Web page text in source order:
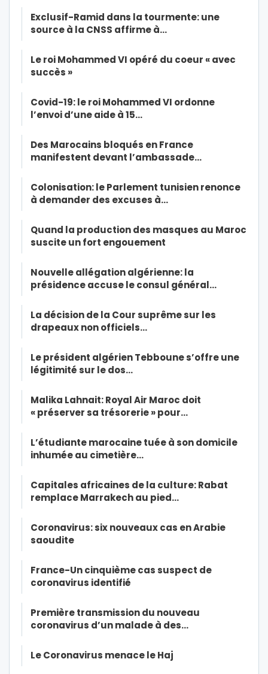
Exclusif-Ramid dans la tourmente: une
source à la CNSS affirme à…
Le roi Mohammed VI opéré du coeur « avec
succès »
Covid-19: le roi Mohammed VI ordonne
l’envoi d’une aide à 15…
Des Marocains bloqués en France
manifestent devant l’ambassade…
Colonisation: le Parlement tunisien renonce
à demander des excuses à…
Quand la production des masques au Maroc
suscite un fort engouement
Nouvelle allégation algérienne: la
présidence accuse le consul général…
La décision de la Cour suprême sur les
drapeaux non officiels…
Le président algérien Tebboune s’offre une
légitimité sur le dos…
Malika Lahnait: Royal Air Maroc doit
« préserver sa trésorerie » pour…
L’étudiante marocaine tuée à son domicile
inhumée au cimetière…
Capitales africaines de la culture: Rabat
remplace Marrakech au pied…
Coronavirus: six nouveaux cas en Arabie
saoudite
France-Un cinquième cas suspect de
coronavirus identifié
Première transmission du nouveau
coronavirus d’un malade à des…
Le Coronavirus menace le Haj